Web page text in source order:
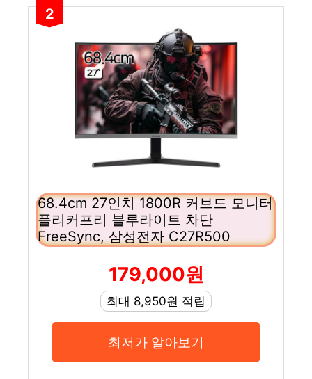
2
68.4cm 27인치 1800R 커브드 모니터
플리커프리 블루라이트 차단
FreeSync, 삼성전자 C27R500
179,000원
최대 8,950원 적립
최저가 알아보기